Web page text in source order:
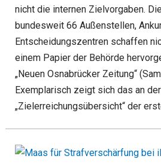
nicht die internen Zielvorgaben.
bundesweit 66 Außenstellen,
Entscheidungszentren schaffen
einem Papier der Behörde
„Neuen Osnabrücker Zeitung“
Exemplarisch zeigt sich das an der
„Zielerreichungsübersicht“ der